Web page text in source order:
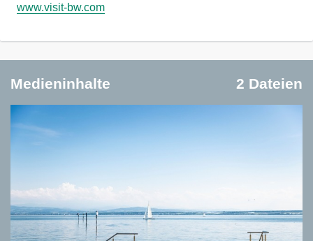
www.visit-bw.com
Medieninhalte 2 Dateien